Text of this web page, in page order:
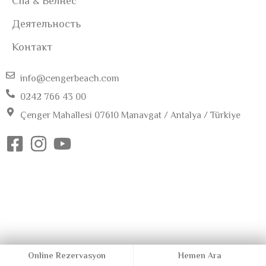
Деятельность
Контакт
info@cengerbeach.com
0242 766 43 00
Çenger Mahallesi 07610 Manavgat / Antalya / Türkiye
Online Rezervasyon Hemen Ara